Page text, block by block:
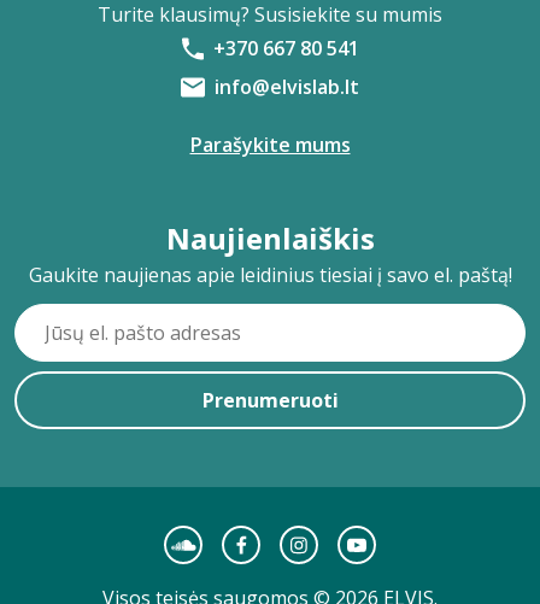
Turite klausimų? Susisiekite su mumis
+370 667 80 541
info@elvislab.lt
Parašykite mums
Naujienlaiškis
Gaukite naujienas apie leidinius tiesiai į savo el. paštą!
Prenumeruoti
Visos teisės saugomos © 2026 ELVIS.